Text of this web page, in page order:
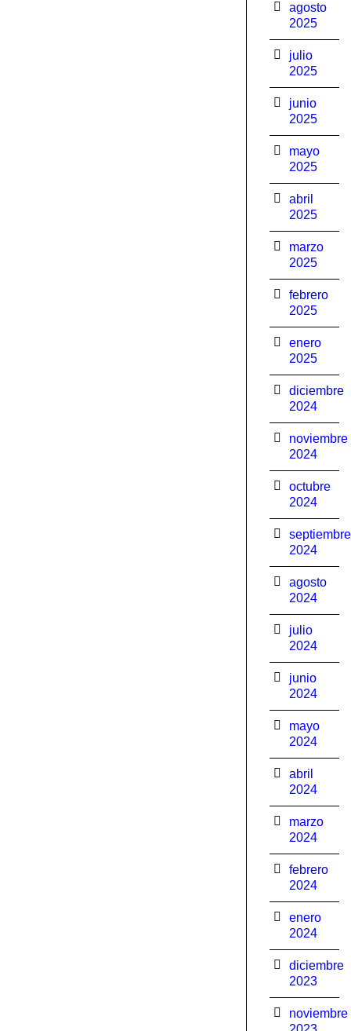
agosto
2025
julio
2025
junio
2025
mayo
2025
abril
2025
marzo
2025
febrero
2025
enero
2025
diciembre
2024
noviembre
2024
octubre
2024
septiembre
2024
agosto
2024
julio
2024
junio
2024
mayo
2024
abril
2024
marzo
2024
febrero
2024
enero
2024
diciembre
2023
noviembre